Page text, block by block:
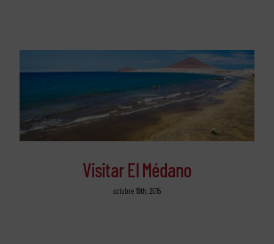
Visitar El Médano
octubre 19th, 2015